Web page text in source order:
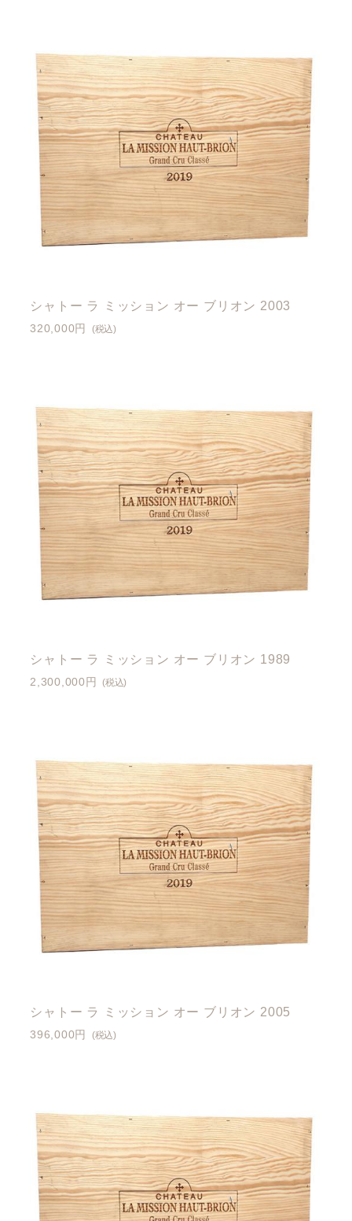
シャトー ラ ミッション オー ブリオン 2003
320,000円 (税込)
シャトー ラ ミッション オー ブリオン 1989
2,300,000円 (税込)
シャトー ラ ミッション オー ブリオン 2005
396,000円 (税込)